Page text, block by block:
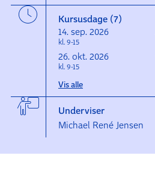
Kursusdage (7)
14. sep. 2026
kl. 9-15
26. okt. 2026
kl. 9-15
Vis alle
Underviser
Michael René Jensen